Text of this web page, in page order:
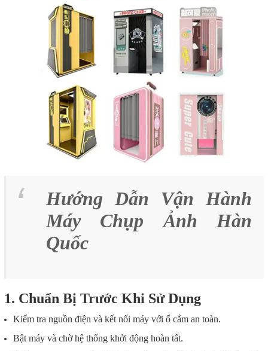
Hướng Dẫn Vận Hành
Máy Chụp Ảnh Hàn
Quốc
1. Chuẩn Bị Trước Khi Sử Dụng
Kiểm tra nguồn điện và kết nối máy với ổ cắm an toàn.
Bật máy và chờ hệ thống khởi động hoàn tất.